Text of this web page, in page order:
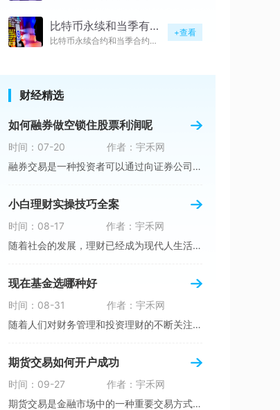
比特币永续和当季有关系吗
比特币永续合约和当季合约具备极
+查看
财经精选
如何融券做空锁住股票利润呢
时间：07-20
作者：宇禾网
融券交易是一种投资者可以通过向证券公司借入证
小白理财实操技巧全案
时间：08-17
作者：宇禾网
随着社会的发展，理财已经成为现代人生活中不可
现在基金选哪种好
时间：08-31
作者：宇禾网
随着人们对财务管理和投资理财的不断关注，基金
期货交易如何开户成功
时间：09-27
作者：宇禾网
期货交易是金融市场中的一种重要交易方式，为投